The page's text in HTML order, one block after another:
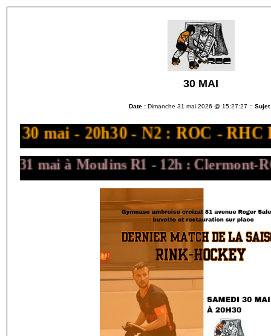
30 MAI
Date :Dimanche 31 mai 2026 @ 15:27:27 :: Sujet
30 mai - 20h30 - N2 : ROC -
31 mai à Moulins R1 - 12h : Clermont-